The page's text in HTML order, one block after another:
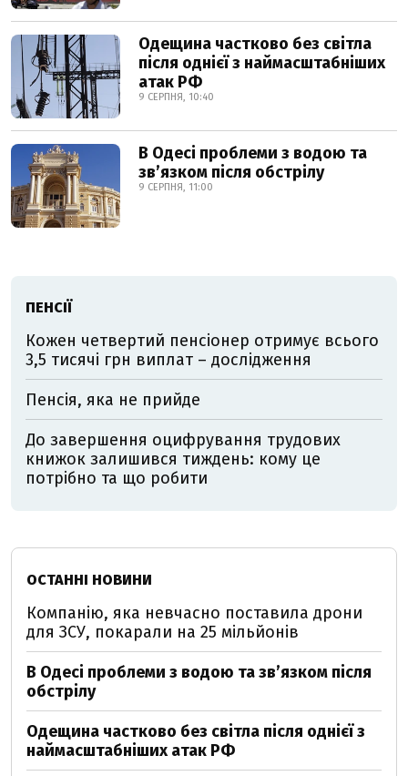
Одещина частково без світла
після однієї з наймасштабніших
атак РФ
9 СЕРПНЯ, 10:40
В Одесі проблеми з водою та
звʼязком після обстрілу
9 СЕРПНЯ, 11:00
ПЕНСІЇ
Кожен четвертий пенсіонер отримує всього
3,5 тисячі грн виплат – дослідження
Пенсія, яка не прийде
До завершення оцифрування трудових
книжок залишився тиждень: кому це
потрібно та що робити
ОСТАННІ НОВИНИ
Компанію, яка невчасно поставила дрони
для ЗСУ, покарали на 25 мільйонів
В Одесі проблеми з водою та звʼязком після
обстрілу
Одещина частково без світла після однієї з
наймасштабніших атак РФ